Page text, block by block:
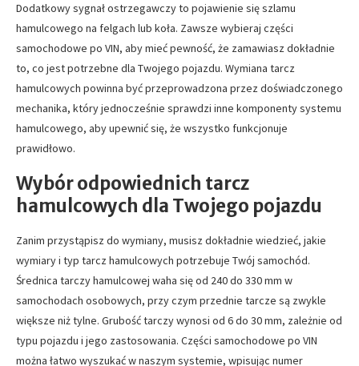
Dodatkowy sygnał ostrzegawczy to pojawienie się szlamu
hamulcowego na felgach lub koła. Zawsze wybieraj części
samochodowe po VIN, aby mieć pewność, że zamawiasz dokładnie
to, co jest potrzebne dla Twojego pojazdu. Wymiana tarcz
hamulcowych powinna być przeprowadzona przez doświadczonego
mechanika, który jednocześnie sprawdzi inne komponenty systemu
hamulcowego, aby upewnić się, że wszystko funkcjonuje
prawidłowo.
Wybór odpowiednich tarcz
hamulcowych dla Twojego pojazdu
Zanim przystąpisz do wymiany, musisz dokładnie wiedzieć, jakie
wymiary i typ tarcz hamulcowych potrzebuje Twój samochód.
Średnica tarczy hamulcowej waha się od 240 do 330 mm w
samochodach osobowych, przy czym przednie tarcze są zwykle
większe niż tylne. Grubość tarczy wynosi od 6 do 30 mm, zależnie od
typu pojazdu i jego zastosowania. Części samochodowe po VIN
można łatwo wyszukać w naszym systemie, wpisując numer